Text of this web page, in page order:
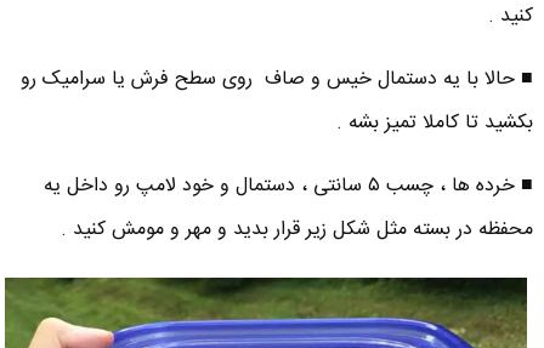
کنید .
■ حالا با یه دستمال خیس و صاف روی سطح فرش یا سرامیک رو
بکشید تا کاملا تمیز بشه .
■ خرده ها ، چسب ۵ سانتی ، دستمال و خود لامپ رو داخل یه
محفظه در بسته مثل شکل زیر قرار بدید و مهر و مومش کنید .